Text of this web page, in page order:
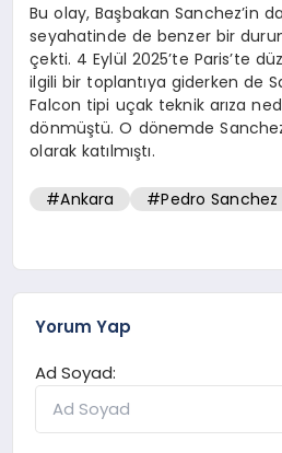
Bu olay, Başbakan Sanchez’in
seyahatinde de benzer bir
çekti. 4 Eylül 2025’te Paris’te
ilgili bir toplantıya giderken de
Falcon tipi uçak teknik arıza
dönmüştü. O dönemde
olarak katılmıştı.
#Ankara #Pedro Sanchez
Yorum Yap
Ad Soyad: